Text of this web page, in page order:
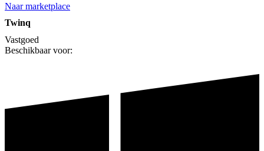
Naar marketplace
Twinq
Vastgoed
Beschikbaar voor: